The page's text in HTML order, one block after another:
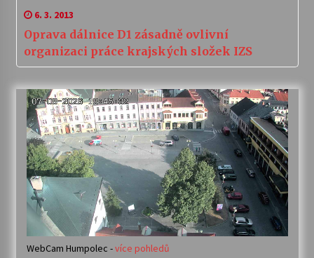
6. 3. 2013
Oprava dálnice D1 zásadně ovlivní
organizaci práce krajských složek IZS
WebCam Humpolec -více pohledů